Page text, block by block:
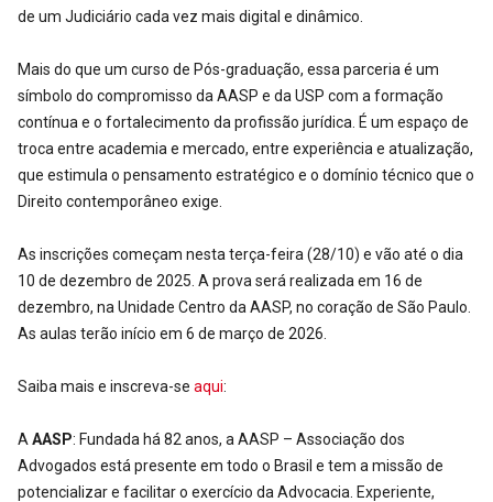
de um Judiciário cada vez mais digital e dinâmico.
Mais do que um curso de Pós-graduação, essa parceria é um
símbolo do compromisso da AASP e da USP com a formação
contínua e o fortalecimento da profissão jurídica. É um espaço de
troca entre academia e mercado, entre experiência e atualização,
que estimula o pensamento estratégico e o domínio técnico que o
Direito contemporâneo exige.
As inscrições começam nesta terça-feira (28/10) e vão até o dia
10 de dezembro de 2025. A prova será realizada em 16 de
dezembro, na Unidade Centro da AASP, no coração de São Paulo.
As aulas terão início em 6 de março de 2026.
Saiba mais e inscreva-se aqui:
A AASP: Fundada há 82 anos, a AASP – Associação dos
Advogados está presente em todo o Brasil e tem a missão de
potencializar e facilitar o exercício da Advocacia. Experiente,